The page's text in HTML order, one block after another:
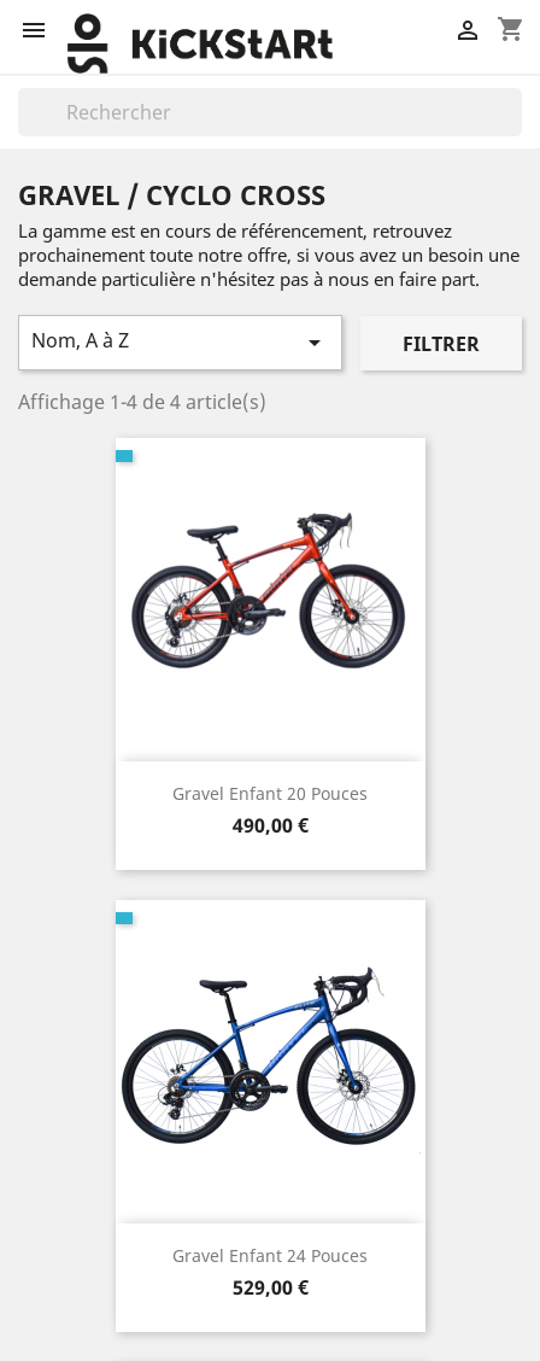
 shopping_cart

GRAVEL / CYCLO CROSS
La gamme est en cours de référencement, retrouvez
prochainement toute notre offre, si vous avez un besoin une
demande particulière n'hésitez pas à nous en faire part.
Nom, A à Z  FILTRER
Affichage 1-4 de 4 article(s)
Gravel Enfant 20 Pouces
Prix
490,00 €
Gravel Enfant 24 Pouces
Prix
529,00 €